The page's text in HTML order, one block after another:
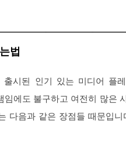
법
출시된 인기 있는 미디어 플
임에도 불구하고 여전히 많은
다음과 같은 장점들 때문입니